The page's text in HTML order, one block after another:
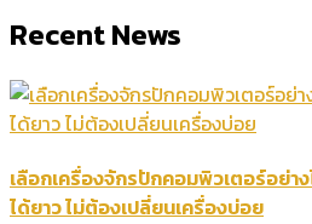
Recent News
เลือกเครื่องจักรปักคอมพิวเตอร์อย่า
ได้ยาว ไม่ต้องเปลี่ยนเครื่องบ่อย